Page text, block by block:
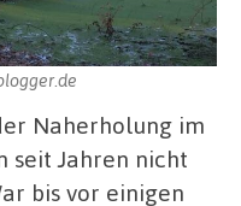
Naherholung im
seit Jahren nicht
bis vor einigen